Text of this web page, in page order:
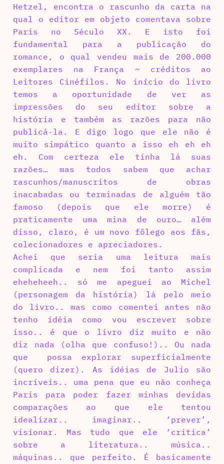
Hetzel, encontra o rascunho da carta na
qual o editor em objeto comentava sobre
Paris no Século XX. E isto foi
fundamental para a publicação do
romance, o qual vendeu mais de 200.000
exemplares na França ~ créditos ao
Leitores Cinéfilos. No início do livro
temos a oportunidade de ver as
impressões do seu editor sobre a
história e também as razões para não
publicá-la. E digo logo que ele não é
muito simpático quanto a isso eh eh eh
eh. Com certeza ele tinha lá suas
razões… mas todos sabem que achar
rascunhos/manuscritos de obras
inacabadas ou terminadas de alguém tão
famoso (depois que ele morre) é
praticamente uma mina de ouro… além
disso, claro, é um novo fôlego aos fãs,
colecionadores e apreciadores.
Achei que seria uma leitura mais
complicada e nem foi tanto assim
eheheheeh.. só me apeguei ao Michel
(personagem da história) lá pelo meio
do livro.. mas como comentei antes não
tenho idéia como vou escrever sobre
isso.. é que o livro diz muito e não
diz nada (olha que confuso!).. Ou nada
que possa explorar superficialmente
(quero dizer). As idéias de Julio são
incríveis.. uma pena que eu não conheça
Paris para poder fazer minhas devidas
comparações ao que ele tentou
idealizar.. imaginar.. ‘prever’,
visionar. Mas tudo que ele ‘critica’
sobre a literatura.. música..
máquinas.. que perfeito. É basicamente